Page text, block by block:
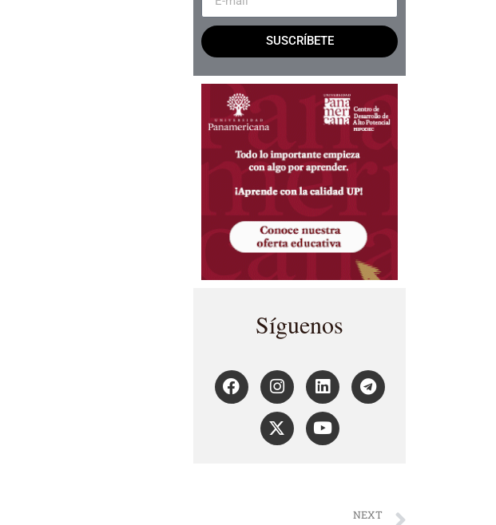
SUSCRÍBETE
Síguenos
NEXT